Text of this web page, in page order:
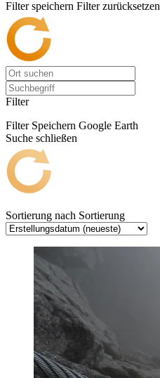
Filter speichern Filter zurücksetzen
Filter
Filter Speichern Google Earth
Suche schließen
Sortierung nach Sortierung